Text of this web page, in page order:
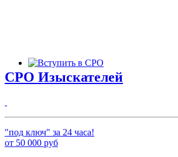
СРО Изыскателей
"под ключ" за 24 часа!
от 50 000 руб